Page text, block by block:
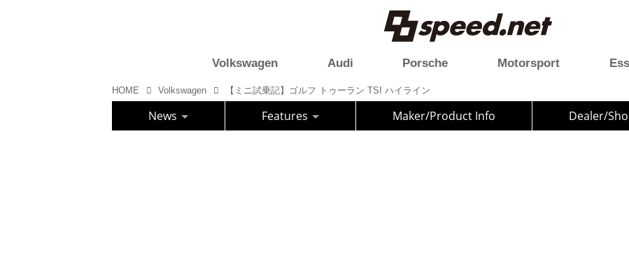
Volkswagen Audi Porsche Motorsport
HOME Volkswagen 【ミニ試乗記】ゴルフ トゥーラン TSI ハイライン
News Features Maker/Product Info Dealer/